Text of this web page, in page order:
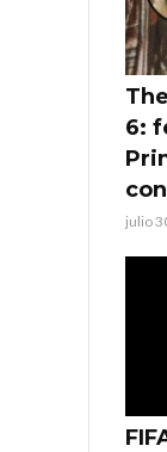
6:
julio